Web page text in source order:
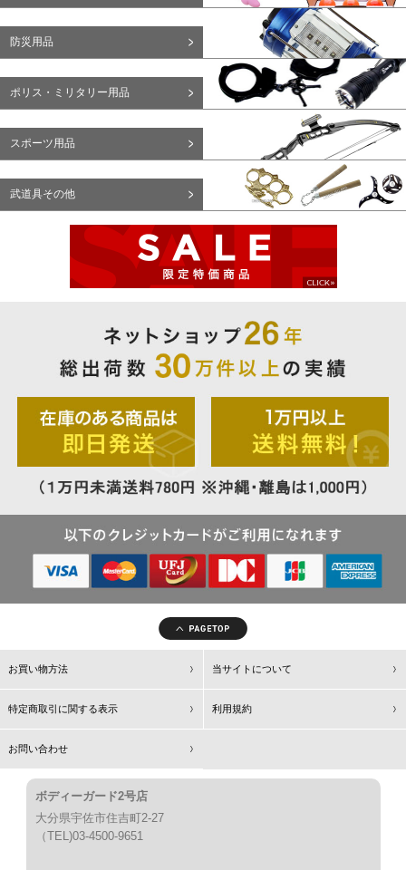
防災用品
ポリス・ミリタリー用品
スポーツ用品
武道具その他
お買い物方法 当サイトについて
特定商取引に関する表示 利用規約
お問い合わせ
ボディーガード2号店
大分県宇佐市住吉町2-27
（TEL)03-4500-9651